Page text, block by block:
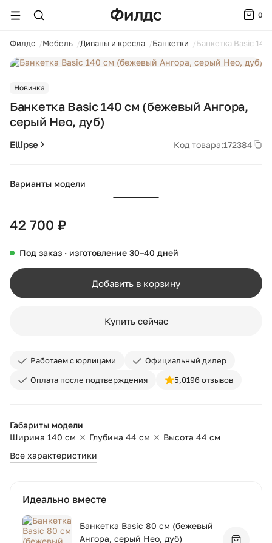
0
Филдс Мебель Диваны и кресла Банкетки Банкетка Basic
Новинка
Банкетка Basic 140 см (бежевый Ангора,
серый Нео, дуб)
Ellipse Код товара:172384
Варианты модели
42 700 ₽
Под заказ · изготовление 30–40 дней
Добавить в корзину
Купить сейчас
Работаем с юрлицами
Официальный дилер
Оплата после подтверждения
5,0196 отзывов
Габариты модели
Ширина 140 см
Глубина 44 см
Высота 44 см
Все характеристики
Идеально вместе
Банкетка Basic 80 см (бежевый
Ангора, серый Нео, дуб)